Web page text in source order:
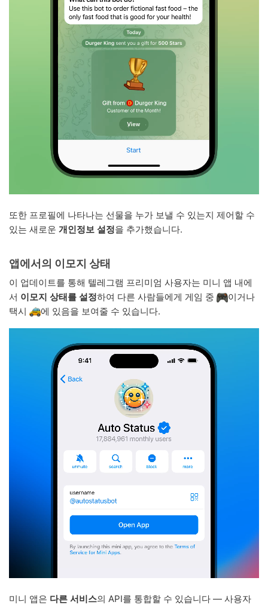
또한 프로필에 나타나는 선물을 누가 보낼 수 있는지 제어할 수
있는 새로운 개인정보 설정을 추가했습니다.
앱에서의 이모지 상태
이 업데이트를 통해 텔레그램 프리미엄 사용자는 미니 앱 내에
서 이모지 상태를 설정하여 다른 사람들에게 게임 중
이거나
택시
에 있음을 보여줄 수 있습니다.
미니 앱은 다른 서비스의 API를 통합할 수 있습니다 — 사용자